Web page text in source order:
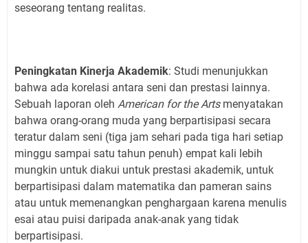
seseorang tentang realitas.
Peningkatan Kinerja Akademik: Studi menunjukkan
bahwa ada korelasi antara seni dan prestasi lainnya.
Sebuah laporan oleh American for the Artsmenyatakan
bahwa orang-orang muda yang berpartisipasi secara
teratur dalam seni (tiga jam sehari pada tiga hari setiap
minggu sampai satu tahun penuh) empat kali lebih
mungkin untuk diakui untuk prestasi akademik, untuk
berpartisipasi dalam matematika dan pameran sains
atau untuk memenangkan penghargaan karena menulis
esai atau puisi daripada anak-anak yang tidak
berpartisipasi.